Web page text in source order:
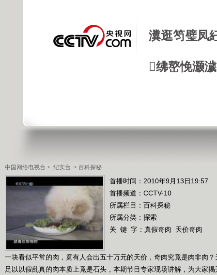
瀵逛笉璧凤
绋嶅悗灏
中国网络电视台 > 纪实台 > 百科探秘
首播时间：2010年9月13日19:57
首播频道： CCTV-10
所属栏目： 百科探秘
所属分类：探索
关 键 字： 真假奇肉 天价奇肉
一块看似平常的肉，竟有人会出五十万元的天价，奇肉究竟是肉非肉
足以以假乱真的肉本质上竟是石头，本期节目专家现场讲解，为大家